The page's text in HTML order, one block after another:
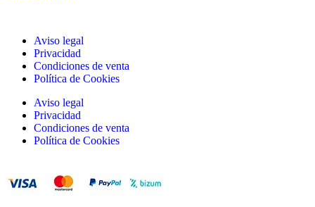
Aviso legal
Privacidad
Condiciones de venta
Política de Cookies
Aviso legal
Privacidad
Condiciones de venta
Política de Cookies